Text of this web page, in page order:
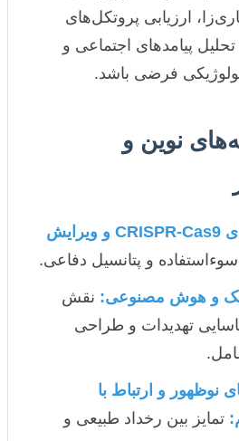
ارزیابی پروتکل‌های
پیامدهای اجتماعی و
فرضی باشد.
نوین و
تکنولوژی‌های CRISPR-Cas9 و ویرایش
سوءاستفاده و پتانسیل دفاعی.
و هوش مصنوعی: نقش
تهدیدات و طراحی
نوظهور و ارتباط با
تمایز بین رخداد طبیعی و